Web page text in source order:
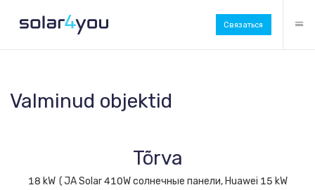
Связаться
Valminud objektid
Tõrva
18 kW (JA Solar 410W солнечные панели, Huawei 15 kW